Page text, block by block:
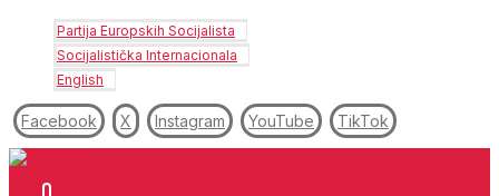
Partija Europskih Socijalista
Socijalistička Internacionala
English
Facebook X Instagram YouTube TikTok